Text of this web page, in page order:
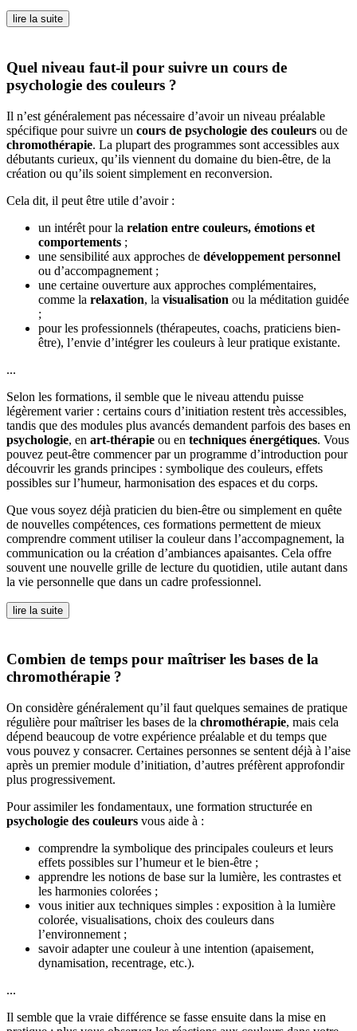
lire la suite
Quel niveau faut-il pour suivre un cours de
psychologie des couleurs ?
Il n’est généralement pas nécessaire d’avoir un niveau préalable
spécifique pour suivre un cours de psychologie des couleurs ou de
chromothérapie. La plupart des programmes sont accessibles aux
débutants curieux, qu’ils viennent du domaine du bien-être, de la
création ou qu’ils soient simplement en reconversion.
Cela dit, il peut être utile d’avoir :
un intérêt pour la relation entre couleurs, émotions et
comportements ;
une sensibilité aux approches de développement personnel
ou d’accompagnement ;
une certaine ouverture aux approches complémentaires,
comme la relaxation, la visualisation ou la méditation guidée
;
pour les professionnels (thérapeutes, coachs, praticiens bien-
être), l’envie d’intégrer les couleurs à leur pratique existante.
...
Selon les formations, il semble que le niveau attendu puisse
légèrement varier : certains cours d’initiation restent très accessibles,
tandis que des modules plus avancés demandent parfois des bases en
psychologie, en art-thérapie ou en techniques énergétiques. Vous
pouvez peut-être commencer par un programme d’introduction pour
découvrir les grands principes : symbolique des couleurs, effets
possibles sur l’humeur, harmonisation des espaces et du corps.
Que vous soyez déjà praticien du bien-être ou simplement en quête
de nouvelles compétences, ces formations permettent de mieux
comprendre comment utiliser la couleur dans l’accompagnement, la
communication ou la création d’ambiances apaisantes. Cela offre
souvent une nouvelle grille de lecture du quotidien, utile autant dans
la vie personnelle que dans un cadre professionnel.
lire la suite
Combien de temps pour maîtriser les bases de la
chromothérapie ?
On considère généralement qu’il faut quelques semaines de pratique
régulière pour maîtriser les bases de la chromothérapie, mais cela
dépend beaucoup de votre expérience préalable et du temps que
vous pouvez y consacrer. Certaines personnes se sentent déjà à l’aise
après un premier module d’initiation, d’autres préfèrent approfondir
plus progressivement.
Pour assimiler les fondamentaux, une formation structurée en
psychologie des couleurs vous aide à :
comprendre la symbolique des principales couleurs et leurs
effets possibles sur l’humeur et le bien-être ;
apprendre les notions de base sur la lumière, les contrastes et
les harmonies colorées ;
vous initier aux techniques simples : exposition à la lumière
colorée, visualisations, choix des couleurs dans
l’environnement ;
savoir adapter une couleur à une intention (apaisement,
dynamisation, recentrage, etc.).
...
Il semble que la vraie différence se fasse ensuite dans la mise en